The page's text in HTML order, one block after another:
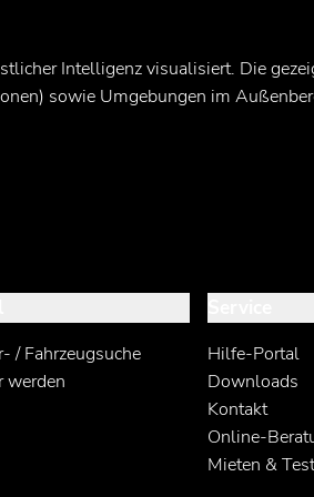
Intelligenz visualisiert. Die
sowie Umgebungen im
/ Fahrzeugsuche
werden
Hilfe-Portal
Downloads
Kontakt
Online-
Mieten &